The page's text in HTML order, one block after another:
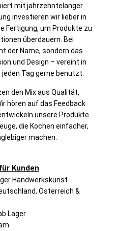
mit jahrzehntelanger
investieren wir lieber in
Fertigung, um Produkte zu
überdauern. Bei
der Name, sondern das
und Design – vereint in
Tag gerne benutzt.
den Mix aus Qualität,
hören auf das Feedback
unsere Produkte
die Kochen einfacher,
machen.
Kunden
Handwerkskunst
Österreich &
Lager